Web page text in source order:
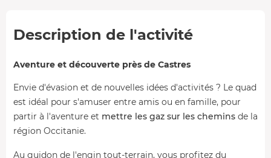
Description de l'activité
Aventure et découverte près de Castres
Envie d'évasion et de nouvelles idées d'activités ? Le quad
est idéal pour s'amuser entre amis ou en famille, pour
partir à l'aventure et mettre les gaz sur les chemins de la
région Occitanie.
Au guidon de l'engin tout-terrain, vous profitez du